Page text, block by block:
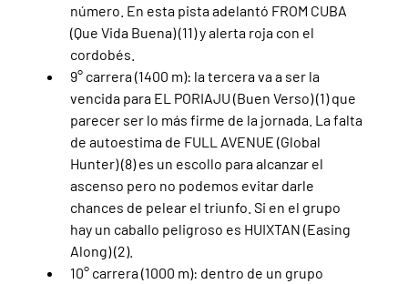
número. En esta pista adelantó FROM CUBA
(Que Vida Buena) (11) y alerta roja con el
cordobés.
9° carrera (1400 m): la tercera va a ser la
vencida para EL PORIAJU (Buen Verso) (1) que
parecer ser lo más firme de la jornada. La falta
de autoestima de FULL AVENUE (Global
Hunter) (8) es un escollo para alcanzar el
ascenso pero no podemos evitar darle
chances de pelear el triunfo. Si en el grupo
hay un caballo peligroso es HUIXTAN (Easing
Along) (2).
10° carrera (1000 m): dentro de un grupo